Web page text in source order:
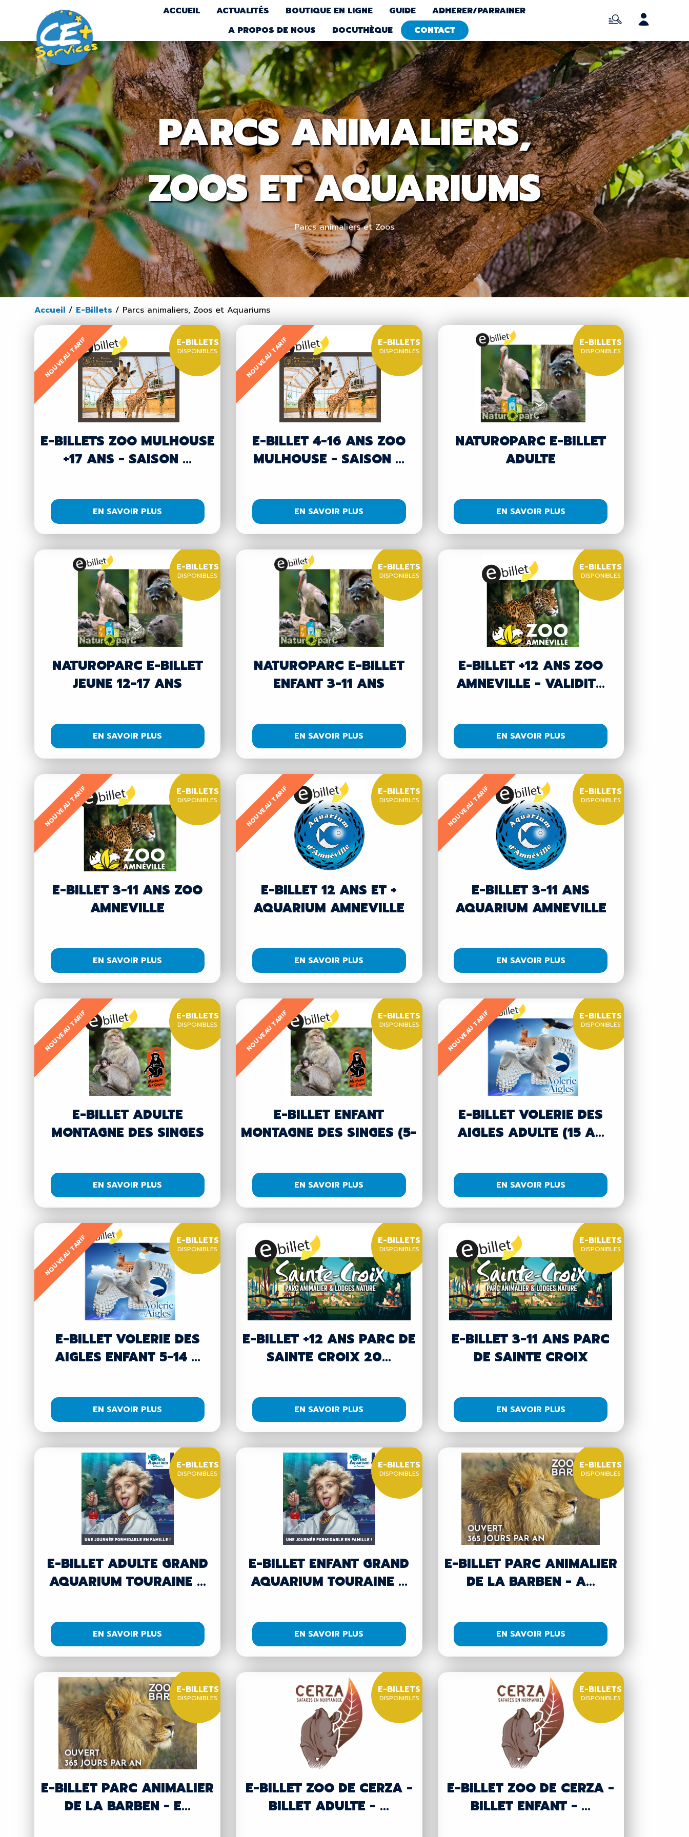
ACCUEIL ACTUALITÉS BOUTIQUE EN LIGNE GUIDE
ADHERER/PARRAINER
A PROPOS DE NOUS
DOCUTHÈQUE CONTACT
PARCS ANIMALIERS,
ZOOS ET AQUARIUMS
Parcs animaliers et Zoos
Accueil / E-Billets / Parcs animaliers, Zoos et Aquariums
NOUVEAU TARIF
E-BILLETS ZOO MULHOUSE
+17 ANS - SAISON ...
E-BILLETS
DISPONIBLES
EN SAVOIR PLUS
NOUVEAU TARIF
E-BILLET 4-16 ANS ZOO
MULHOUSE - SAISON ...
E-BILLETS
DISPONIBLES
EN SAVOIR PLUS
NATUROPARC E-BILLET
ADULTE
E-BILLETS
DISPONIBLES
EN SAVOIR PLUS
NATUROPARC E-BILLET
JEUNE 12-17 ANS
E-BILLETS
DISPONIBLES
EN SAVOIR PLUS
NATUROPARC E-BILLET
ENFANT 3-11 ANS
E-BILLETS
DISPONIBLES
EN SAVOIR PLUS
E-BILLET +12 ANS ZOO
AMNEVILLE - VALIDIT...
E-BILLETS
DISPONIBLES
EN SAVOIR PLUS
NOUVEAU TARIF
E-BILLET 3-11 ANS ZOO
AMNEVILLE
E-BILLETS
DISPONIBLES
EN SAVOIR PLUS
NOUVEAU TARIF
E-BILLET 12 ANS ET +
AQUARIUM AMNEVILLE
E-BILLETS
DISPONIBLES
EN SAVOIR PLUS
NOUVEAU TARIF
E-BILLET 3-11 ANS
AQUARIUM AMNEVILLE
E-BILLETS
DISPONIBLES
EN SAVOIR PLUS
NOUVEAU TARIF
E-BILLET ADULTE
MONTAGNE DES SINGES
E-BILLETS
DISPONIBLES
EN SAVOIR PLUS
NOUVEAU TARIF
E-BILLET ENFANT
MONTAGNE DES SINGES (5-
E-BILLETS
DISPONIBLES
EN SAVOIR PLUS
NOUVEAU TARIF
E-BILLET VOLERIE DES
AIGLES ADULTE (15 A...
E-BILLETS
DISPONIBLES
EN SAVOIR PLUS
NOUVEAU TARIF
E-BILLET VOLERIE DES
AIGLES ENFANT 5-14 ...
E-BILLETS
DISPONIBLES
EN SAVOIR PLUS
E-BILLET +12 ANS PARC DE
SAINTE CROIX 20...
E-BILLETS
DISPONIBLES
EN SAVOIR PLUS
E-BILLET 3-11 ANS PARC
DE SAINTE CROIX
E-BILLETS
DISPONIBLES
EN SAVOIR PLUS
E-BILLET ADULTE GRAND
AQUARIUM TOURAINE ...
E-BILLETS
DISPONIBLES
EN SAVOIR PLUS
E-BILLET ENFANT GRAND
AQUARIUM TOURAINE ...
E-BILLETS
DISPONIBLES
EN SAVOIR PLUS
E-BILLET PARC ANIMALIER
DE LA BARBEN - A...
E-BILLETS
DISPONIBLES
EN SAVOIR PLUS
E-BILLET PARC ANIMALIER
DE LA BARBEN - E...
E-BILLETS
DISPONIBLES
E-BILLET ZOO DE CERZA -
BILLET ADULTE - ...
E-BILLETS
DISPONIBLES
E-BILLET ZOO DE CERZA -
BILLET ENFANT - ...
E-BILLETS
DISPONIBLES